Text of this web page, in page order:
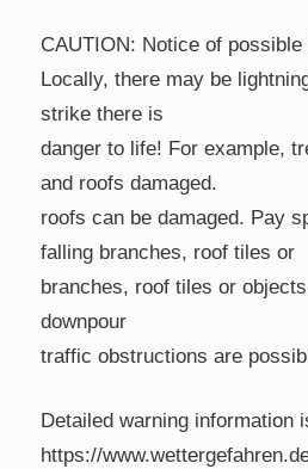
CAUTION: Notice of possible
Locally, there may be
strike there is
danger to life! For example,
and roofs damaged.
roofs can be damaged. Pay
falling branches, roof tiles or
branches, roof tiles or
downpour
traffic obstructions are
Detailed warning information
https://